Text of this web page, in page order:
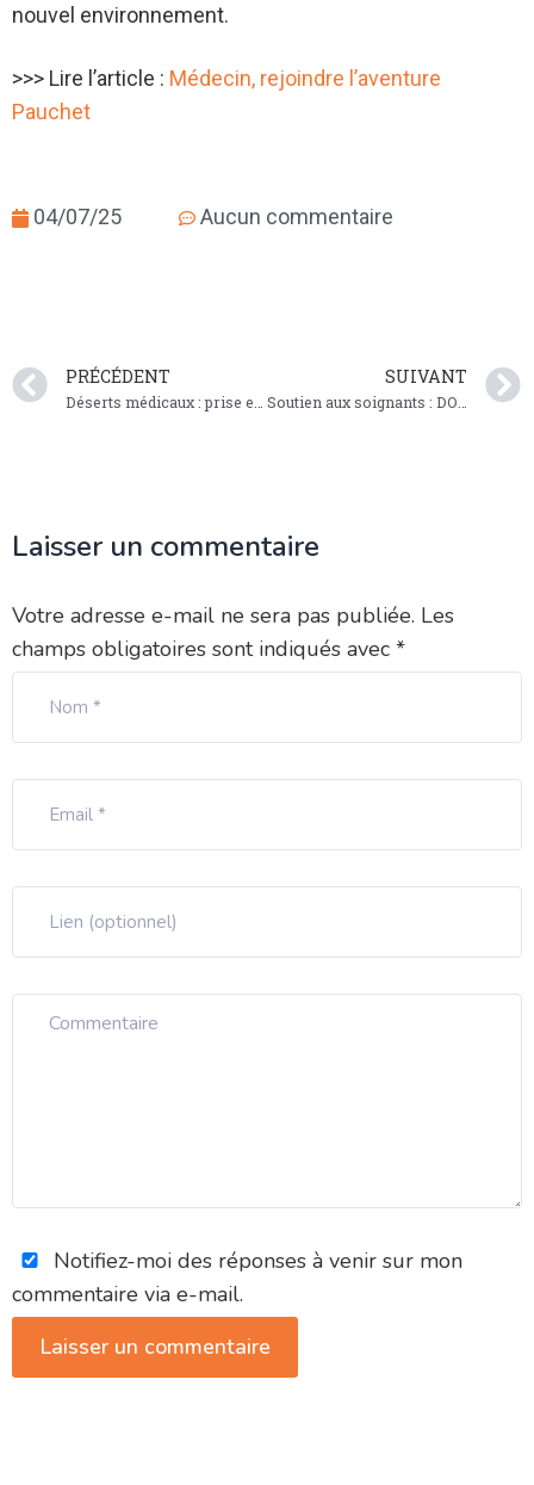
nouvel environnement.
>>> Lire l’article : Médecin, rejoindre l’aventure
Pauchet
04/07/25 Aucun commentaire
PRÉCÉDENT SUIVANT
Laisser un commentaire
Votre adresse e-mail ne sera pas publiée. Les
champs obligatoires sont indiqués avec *
Notifiez-moi des réponses à venir sur mon
commentaire via e-mail.